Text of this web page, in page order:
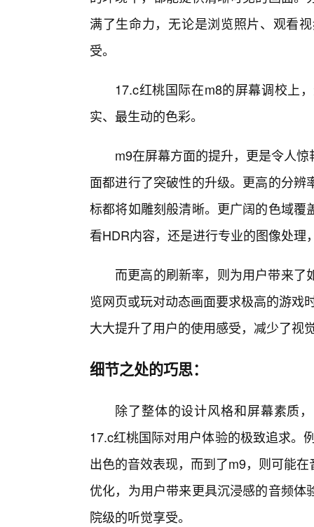
满了生命力，无论是浏览照片、观看
受。
17.c红桃国际在m8的屏幕调校上
实、最生动的色彩。
m9在屏幕方面的提升，更是令人
面都进行了突破性的升级。更高的分
标都将如雕刻般清晰。更广阔的色域
看HDR内容，还是进行专业的图像处
而更高的刷新率，则为用户带来
览网页或玩对动态画面要求极高的游戏
大大提升了用户的使用感受，减少了视
细节之处的巧思：
除了整体的设计风格和屏幕素质
17.c红桃国际对用户体验的极致追求。
出色的音效表现，而到了m9，则可能
优化，为用户带来更具沉浸感的音频
院级的听觉享受。